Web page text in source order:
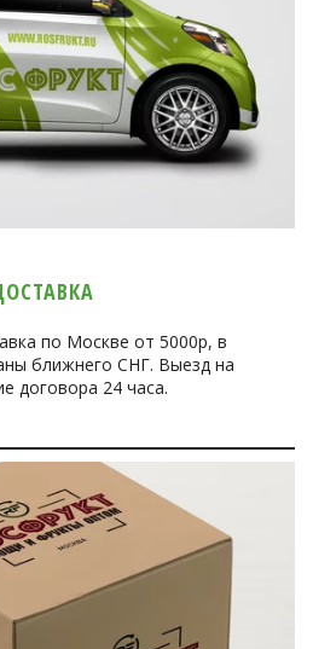
по Москве от 5000р, в
ближнего СНГ. Выезд на
договора 24 часа.